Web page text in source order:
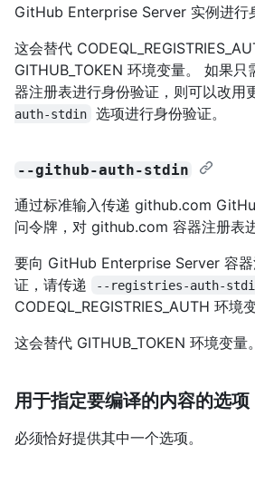
GitHub Enterprise Server 实例进行
这会替代
GITHUB_TOKEN 环境变量。 如果
器注册表进行身份验证，则可以改用
auth-stdin
选项进行身份验证。
--github-auth-stdin
通过标准输入传递 github.com
问令牌，对 github.com 容器注册表
要向 GitHub Enterprise Server 容
证，请传递
--registries-auth-
CODEQL_REGISTRIES_AUTH 环境变
这会替代 GITHUB_TOKEN 环境变量。
用于指定要编译的内容的选项
必须恰好提供其中一个选项。